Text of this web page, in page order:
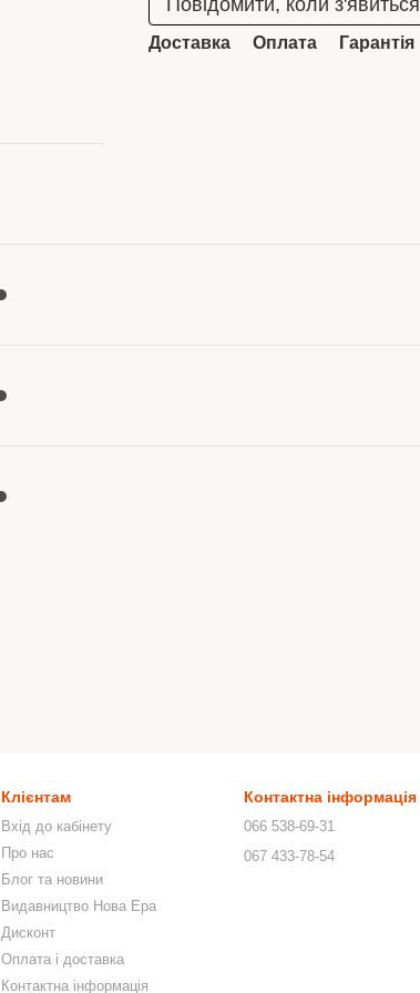
Повідомити, коли з'явиться
Доставка Оплата Гарантія
Клієнтам
Вхід до кабінету
Про нас
Блог та новини
Видавництво Нова Ера
Дисконт
Оплата і доставка
Контактна інформація
Контактна інформація
066 538-69-31
067 433-78-54